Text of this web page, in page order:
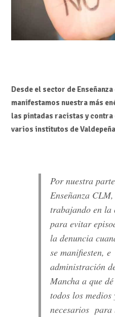
Desde el sector de
manifestamos nuestra más
las pintadas racistas y
varios institutos de
Por nuestra
Enseñanza
trabajando en la
para evitar
la denuncia
se manifiesten,
administración
Mancha a que
todos los medios
necesarios